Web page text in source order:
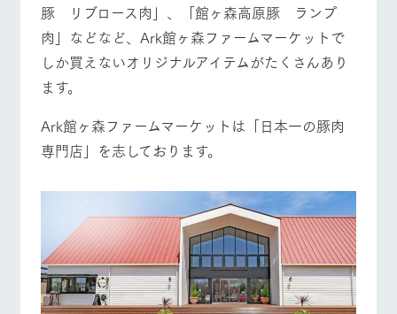
豚 リブロース肉」、「館ヶ森高原豚 ランプ
肉」などなど、Ark館ヶ森ファームマーケットで
しか買えないオリジナルアイテムがたくさんあり
ます。
Ark館ヶ森ファームマーケットは「日本一の豚肉
専門店」を志しております。